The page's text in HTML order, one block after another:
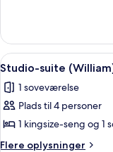
suite
(Phillip
Knight)
Indlæs
alle
billeder
af
Studio-
suite
6
Studio-suite
1 soveværelse
Plads til 4 personer
1 kingsize-seng og 1
Flere oplysninger
Flere